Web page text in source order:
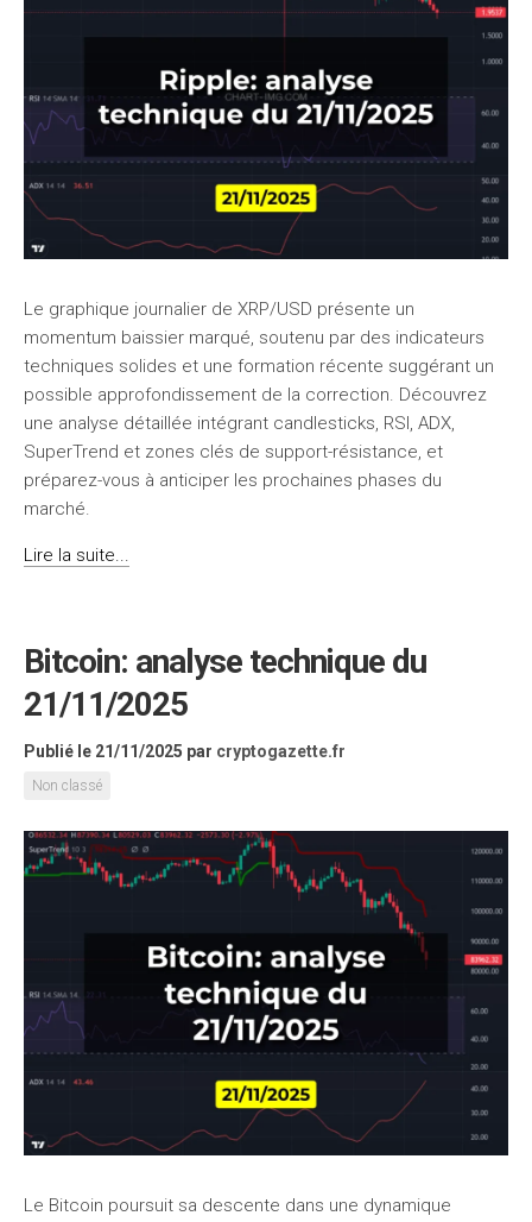
Le graphique journalier de XRP/USD présente un
momentum baissier marqué, soutenu par des indicateurs
techniques solides et une formation récente suggérant un
possible approfondissement de la correction. Découvrez
une analyse détaillée intégrant candlesticks, RSI, ADX,
SuperTrend et zones clés de support-résistance, et
préparez-vous à anticiper les prochaines phases du
marché.
Lire la suite...
Bitcoin: analyse technique du
21/11/2025
Publié le 21/11/2025 par cryptogazette.fr
Non classé
Le Bitcoin poursuit sa descente dans une dynamique